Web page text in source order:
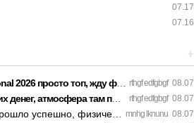
07.17
07.16
+
rthgf edfgbgf 08.07
просто топ, жду финал! htt…
rthgf edfgbgf 08.07
атмосфера там просто непере…
mnhg lknunu 08.07
физической тяги больше н…